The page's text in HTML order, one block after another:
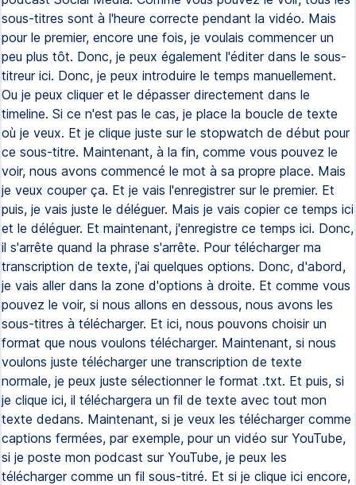
sous-titres sont à l'heure correcte pendant la vidéo. Mais
pour le premier, encore une fois, je voulais commencer un
peu plus tôt. Donc, je peux également l'éditer dans le sous-
titreur ici. Donc, je peux introduire le temps manuellement.
Ou je peux cliquer et le dépasser directement dans le
timeline. Si ce n'est pas le cas, je place la boucle de texte
où je veux. Et je clique juste sur le stopwatch de début pour
ce sous-titre. Maintenant, à la fin, comme vous pouvez le
voir, nous avons commencé le mot à sa propre place. Mais
je veux couper ça. Et je vais l'enregistrer sur le premier. Et
puis, je vais juste le déléguer. Mais je vais copier ce temps ici
et le déléguer. Et maintenant, j'enregistre ce temps ici. Donc,
il s'arrête quand la phrase s'arrête. Pour télécharger ma
transcription de texte, j'ai quelques options. Donc, d'abord,
je vais aller dans la zone d'options à droite. Et comme vous
pouvez le voir, si nous allons en dessous, nous avons les
sous-titres à télécharger. Et ici, nous pouvons choisir un
format que nous voulons télécharger. Maintenant, si nous
voulons juste télécharger une transcription de texte
normale, je peux juste sélectionner le format .txt. Et puis, si
je clique ici, il téléchargera un fil de texte avec tout mon
texte dedans. Maintenant, si je veux les télécharger comme
captions fermées, par exemple, pour un vidéo sur YouTube,
si je poste mon podcast sur YouTube, je peux les
télécharger comme un fil sous-titré. Et si je clique ici encore,